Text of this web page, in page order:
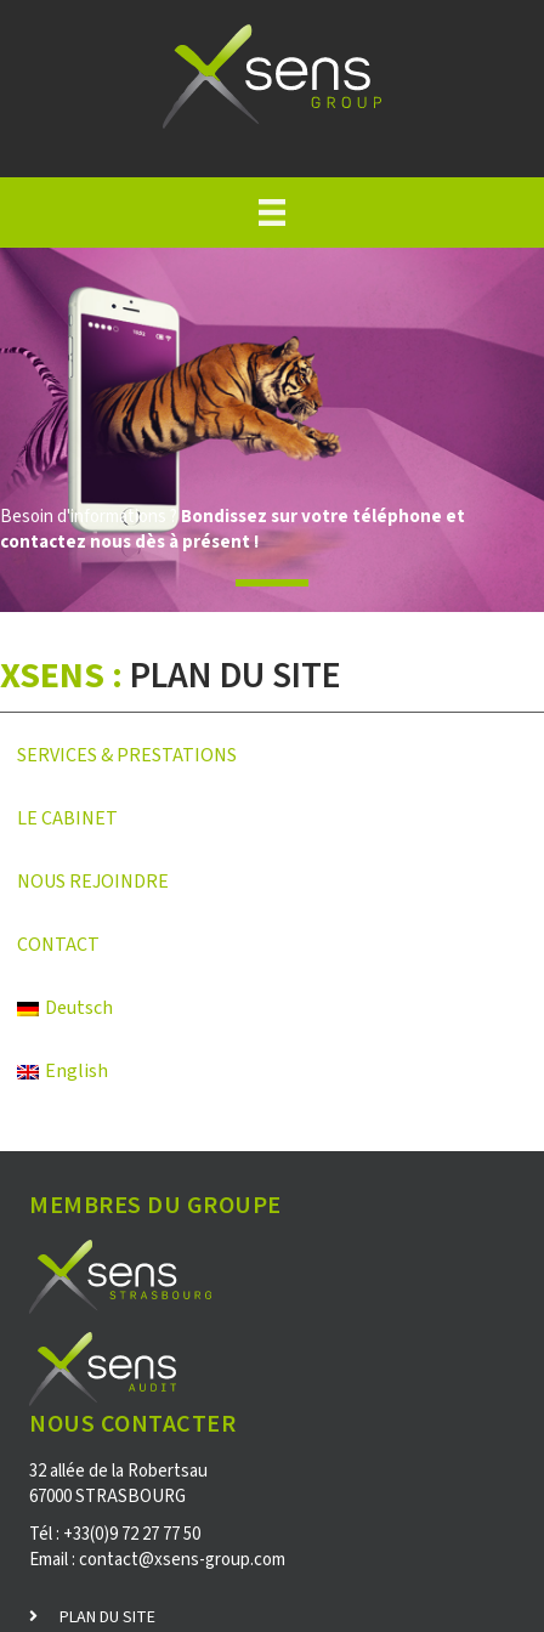
Besoin d'informations ?Bondissez sur votre téléphone et
contactez nous dès à présent !
XSENS : PLAN DU SITE
SERVICES & PRESTATIONS
LE CABINET
NOUS REJOINDRE
CONTACT
Deutsch
English
MEMBRES DU GROUPE
NOUS CONTACTER
32 allée de la Robertsau
67000 STRASBOURG
Tél : +33(0)9 72 27 77 50
Email : contact@xsens-group.com
PLAN DU SITE